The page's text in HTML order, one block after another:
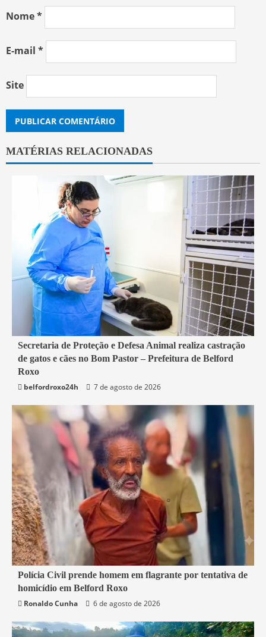
Nome*
E-mail *
Site
MATÉRIAS RELACIONADAS
2 min read
Belford Roxo
Secretaria de Proteção e Defesa Animal realiza castração
de gatos e cães no Bom Pastor – Prefeitura de Belford
Roxo
belfordroxo24h
7 de agosto de 2026
2 min read
Belford Roxo
Segurança
Polícia Civil prende homem em flagrante por tentativa de
homicídio em Belford Roxo
Ronaldo Cunha
6 de agosto de 2026